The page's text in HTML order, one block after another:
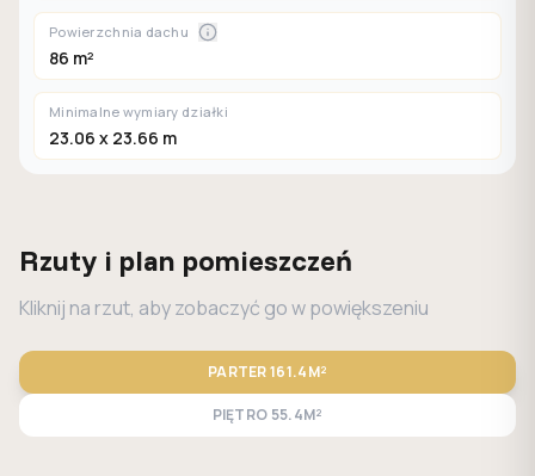
Powierzchnia dachu
86 m²
Minimalne wymiary działki
23.06 x 23.66 m
Rzuty i plan pomieszczeń
Kliknij na rzut, aby zobaczyć go w powiększeniu
PARTER161.4M²
PIĘTRO 55.4M²